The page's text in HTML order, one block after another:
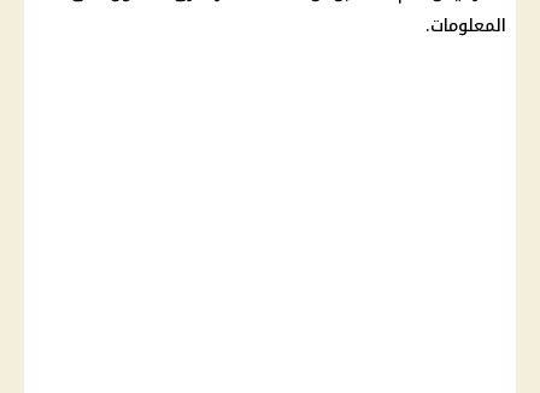
المعلومات.